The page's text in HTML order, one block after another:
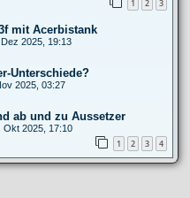
1 2 3
mit Acerbistank
2025, 19:13
Unterschiede?
2025, 03:27
ab und zu Aussetzer
Okt 2025, 17:10
1 2 3 4